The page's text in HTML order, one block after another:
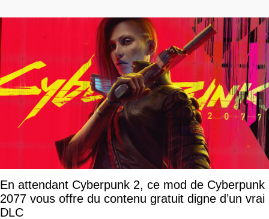
En attendant Cyberpunk 2, ce mod de Cyberpunk
2077 vous offre du contenu gratuit digne d’un vrai
DLC